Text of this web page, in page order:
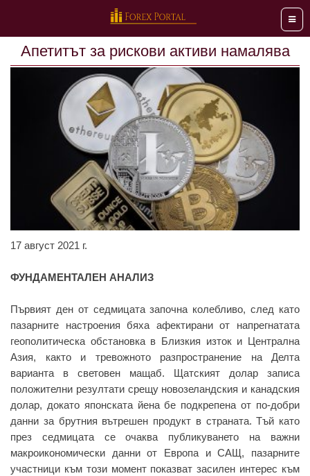
Меню
Апетитът за рискови активи намалява
17 август 2021 г.
ФУНДАМЕНТАЛЕН АНАЛИЗ
Първият ден от седмицата започна колебливо, след като
пазарните настроения бяха афектирани от напрегнатата
геополитическа обстановка в Близкия изток и Централна
Азия, както и тревожното разпространение на Делта
варианта в световен мащаб. Щатският долар записа
положителни резултати срещу новозеландския и канадския
долар, докато японската йена бе подкрепена от по-добри
данни за брутния вътрешен продукт в страната. Тъй като
през седмицата се очаква публикуването на важни
макроикономически данни от Европа и САЩ, пазарните
участници към този момент показват засилен интерес към